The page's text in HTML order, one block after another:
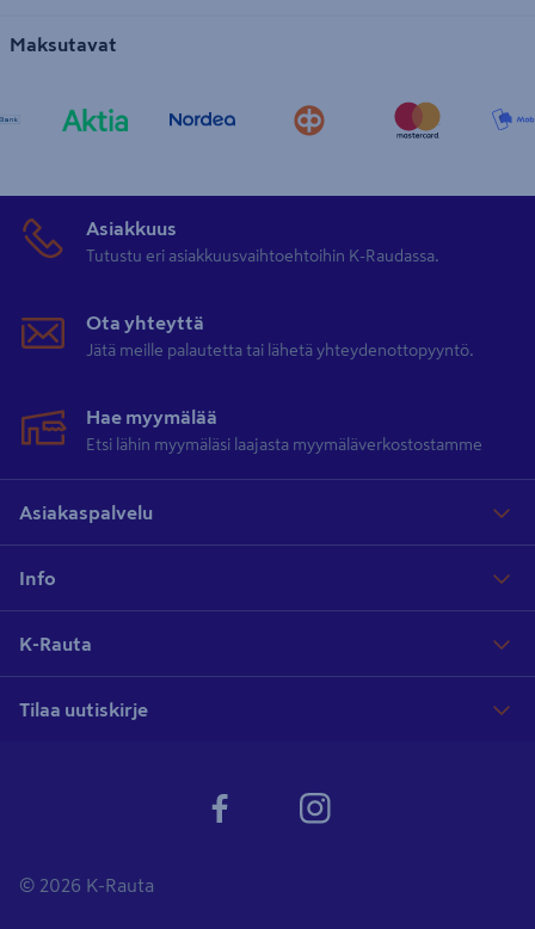
Maksutavat
Asiakkuus
Tutustu eri asiakkuusvaihtoehtoihin K-Raudassa.
Ota yhteyttä
Jätä meille palautetta tai lähetä yhteydenottopyyntö.
Hae myymälää
Etsi lähin myymäläsi laajasta myymäläverkostostamme
Asiakaspalvelu
Info
K-Rauta
Tilaa uutiskirje
© 2026 K-Rauta